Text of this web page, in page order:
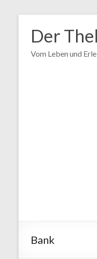
Inhalt
springen
Der
Vom Leben und
Bank